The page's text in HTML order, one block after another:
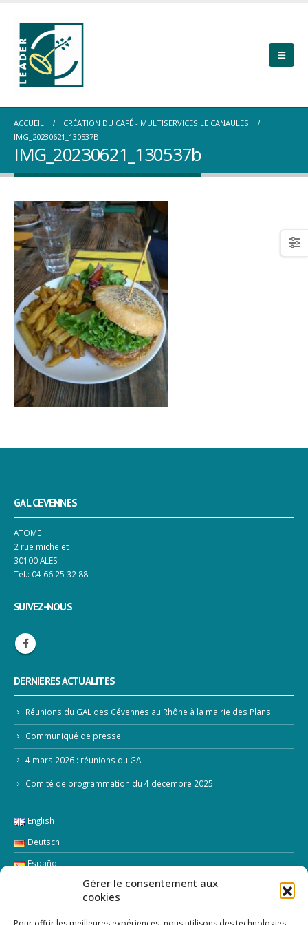
Gérer le consentement aux
cookies
ACCUEIL
CRÉATION DU CAFÉ - MULTISERVICES LE CANAULES
IMG_20230621_130537B
IMG_20230621_130537b
GAL CEVENNES
ATOME
2 rue michelet
30100 ALES
Tél.: 04 66 25 32 88
SUIVEZ-NOUS
DERNIERES ACTUALITES
Réunions du GAL des Cévennes au Rhône à la mairie des Plans
Communiqué de presse
4 mars 2026 : réunions du GAL
Comité de programmation du 4 décembre 2025
English
Deutsch
Español
LETTRE D’INFORMATION